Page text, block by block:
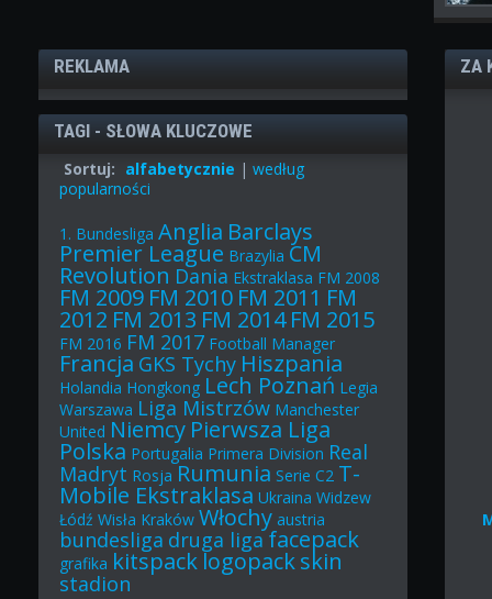
REKLAMA
TAGI - SŁOWA KLUCZOWE
Sortuj: alfabetycznie |według
popularności
1. Bundesliga Anglia Barclays
Premier League Brazylia CM
Revolution Dania Ekstraklasa FM 2008
FM 2009 FM 2010 FM 2011 FM
2012 FM 2013 FM 2014 FM 2015
FM 2016 FM 2017 Football Manager
Francja GKS Tychy Hiszpania
Holandia Hongkong Lech Poznań Legia
Warszawa Liga Mistrzów Manchester
United Niemcy Pierwsza Liga
Polska Portugalia Primera Division Real
Madryt Rosja Rumunia Serie C2 T-
Mobile Ekstraklasa Ukraina Widzew
Łódź Wisła Kraków Włochy austria
bundesliga druga ligafacepack
grafika kitspacklogopackskin
stadion
ZA